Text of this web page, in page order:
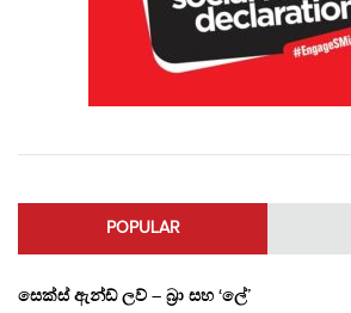
POPULAR
සෙක්ස් ඇන්ඩ් ලව් – බ්‍රා සහ ‘ලේ’